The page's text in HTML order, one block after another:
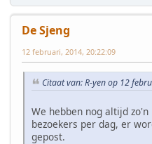
De Sjeng
12 februari, 2014, 20:22:09
Citaat van: R-yen op 12
We hebben nog altijd
bezoekers per dag, er
gepost.